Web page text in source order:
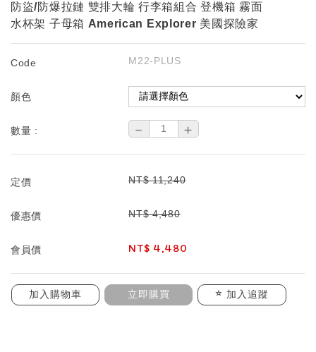
防盜/防爆拉鏈 雙排大輪 行李箱組合 登機箱 霧面
水杯架 子母箱 American Explorer 美國探險家
Code M22-PLUS
顏色
數量 : － ＋
定價 NT$ 11,240
優惠價 NT$ 4,480
會員價 NT$ 4,480
加入購物車 立即購買 加入追蹤